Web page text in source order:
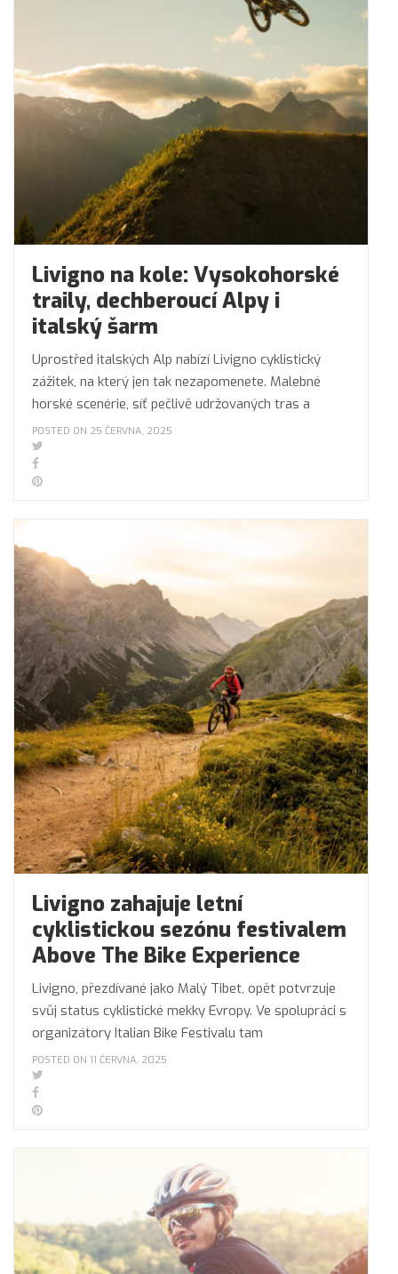
Livigno na kole: Vysokohorské
traily, dechberoucí Alpy i
italský šarm
Uprostřed italských Alp nabízí Livigno cyklistický
zážitek, na který jen tak nezapomenete. Malebné
horské scenérie, síť pečlivě udržovaných tras a
POSTED ON 25 ČERVNA, 2025
Livigno zahajuje letní
cyklistickou sezónu festivalem
Above The Bike Experience
Livigno, přezdívané jako Malý Tibet, opět potvrzuje
svůj status cyklistické mekky Evropy. Ve spolupráci s
organizátory Italian Bike Festivalu tam
POSTED ON 11 ČERVNA, 2025